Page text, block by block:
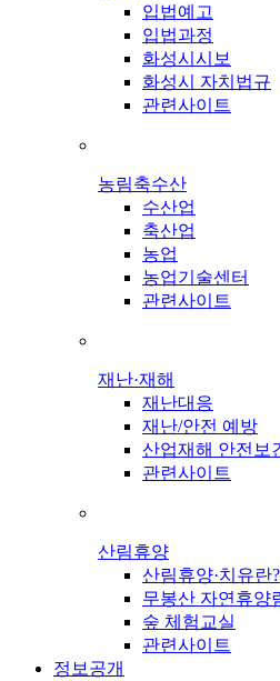
입법예고
입법과정
화성시시보
화성시 자치법규
관련사이트
농림축수산
수산업
축산업
농업
농업기술센터
관련사이트
재난·재해
재난대응
재난/안전 예방
산업재해 안전보
관련사이트
산림휴양
산림휴양·치유란?
무봉산 자연휴양
숲 체험교실
관련사이트
정보공개